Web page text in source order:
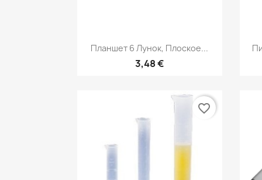
Быстрый просмотр
Планшет 6 Лунок, Плоское...
3,48 €
favorite_border